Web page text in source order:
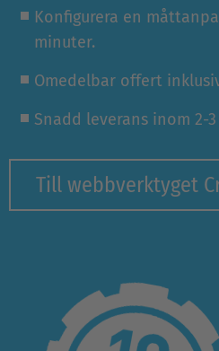
Konfigurera en
minuter.
Omedelbar offert
Snadd leverans inom 2-
Till webbverktyget